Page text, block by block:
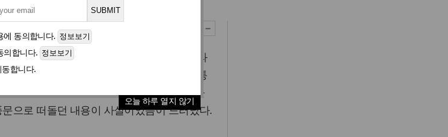
에 동의합니다.
의합니다.
합니다.
오늘 하루 열지 않기
을 차단하기 위해 생활 전반에 대한 단속과
해 공포감을 조성하는 것으로 드러났다. 통
’엔 최근 북한이 ‘반동사상문화배격법’ 등을
으로 떠돌던 내용이 사실이었음이 드러났다.